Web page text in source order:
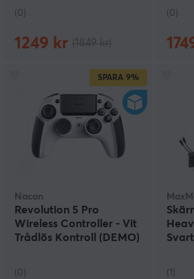
(0)
1249 kr
(0)
SPARA 9%
Nacon
Revolution 5 Pro
Wireless Controller - Vit
Trådlös Kontroll (DEMO)
(0) (1)